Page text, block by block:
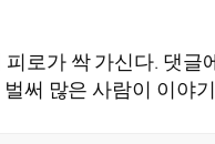
가 싹 가신다. 댓글
써 많은 사람이 이야